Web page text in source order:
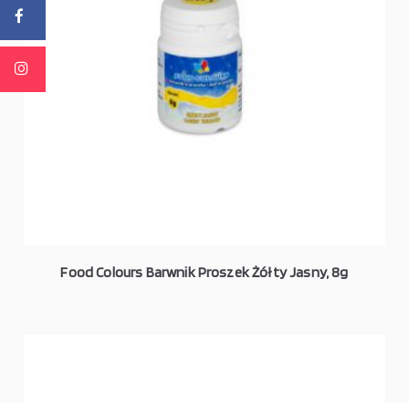
Food Colours Barwnik Proszek Żółty Jasny, 8g